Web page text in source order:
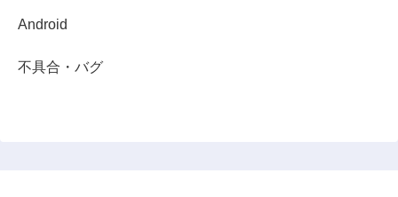
Android
不具合・バグ